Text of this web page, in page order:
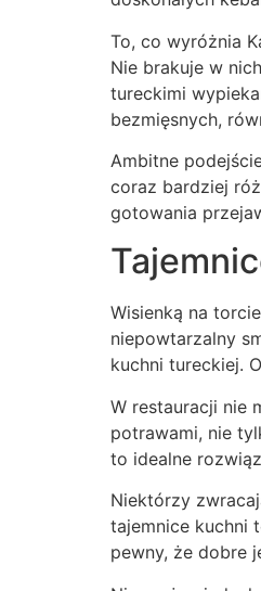
To, co wyróżnia
Nie brakuje w
tureckimi
bezmięsnych,
Ambitne
coraz bardziej
gotowania
Wisienką na
niepowtarzalny
kuchni tureckiej.
W restauracji nie
potrawami, nie
to idealne
Niektórzy
tajemnice kuchni
pewny, że dobre